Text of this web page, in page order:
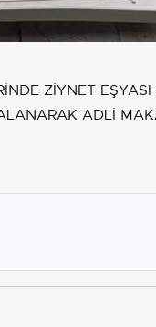
ZİYNET
ADLİ